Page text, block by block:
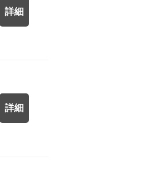
詳細
詳細